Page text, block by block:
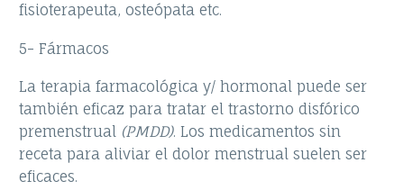
fisioterapeuta, osteópata etc.
5- Fármacos
La terapia farmacológica y/ hormonal puede ser
también eficaz para tratar el trastorno disfórico
premenstrual (PMDD). Los medicamentos sin
receta para aliviar el dolor menstrual suelen ser
eficaces.